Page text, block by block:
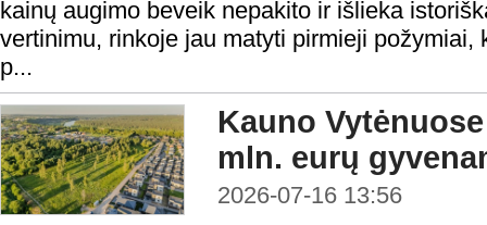
kainų augimo beveik nepakito ir išlieka
vertinimu, rinkoje jau matyti pirmieji požymiai,
p...
Kauno
mln. eurų
2026-07-16 13:56